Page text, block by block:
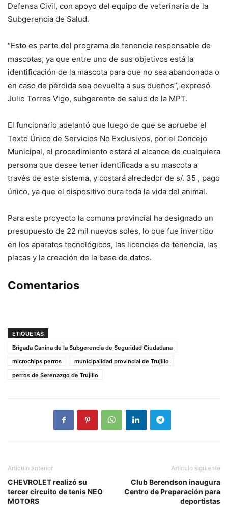
Defensa Civil, con apoyo del equipo de veterinaria de la
Subgerencia de Salud.
“Esto es parte del programa de tenencia responsable de
mascotas, ya que entre uno de sus objetivos está la
identificación de la mascota para que no sea abandonada o
en caso de pérdida sea devuelta a sus dueños”, expresó
Julio Torres Vigo, subgerente de salud de la MPT.
El funcionario adelantó que luego de que se apruebe el
Texto Único de Servicios No Exclusivos, por el Concejo
Municipal, el procedimiento estará al alcance de cualquiera
persona que desee tener identificada a su mascota a
través de este sistema, y costará alrededor de s/. 35 , pago
único, ya que el dispositivo dura toda la vida del animal.
Para este proyecto la comuna provincial ha designado un
presupuesto de 22 mil nuevos soles, lo que fue invertido
en los aparatos tecnológicos, las licencias de tenencia, las
placas y la creación de la base de datos.
Comentarios
ETIQUETAS
Brigada Canina de la Subgerencia de Seguridad Ciudadana
microchips perros
municipalidad provincial de Trujillo
perros de Serenazgo de Trujillo
Artículo anterior
CHEVROLET realizó su
tercer circuito de tenis NEO
MOTORS
Artículo siguiente
Club Berendson inaugura
Centro de Preparación para
deportistas